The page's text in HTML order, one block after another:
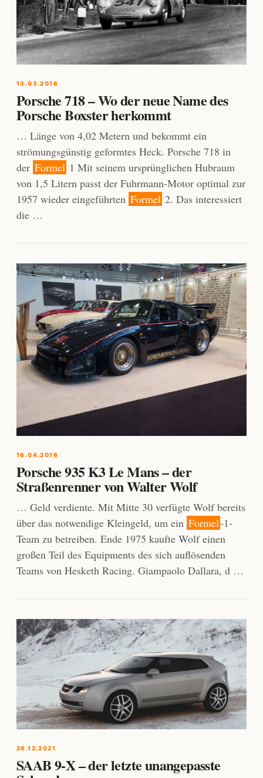
13.03.2016
Porsche 718 – Wo der neue Name des
Porsche Boxster herkommt
… Länge von 4,02 Metern und bekommt ein
strömungsgünstig geformtes Heck. Porsche 718 in
der Formel 1 Mit seinem ursprünglichen Hubraum
von 1,5 Litern passt der Fuhrmann-Motor optimal zur
1957 wieder eingeführten Formel 2. Das interessiert
die …
16.04.2016
Porsche 935 K3 Le Mans – der
Straßenrenner von Walter Wolf
… Geld verdiente. Mit Mitte 30 verfügte Wolf bereits
über das notwendige Kleingeld, um ein Formel-1-
Team zu betreiben. Ende 1975 kaufte Wolf einen
großen Teil des Equipments des sich auflösenden
Teams von Hesketh Racing. Giampaolo Dallara, d …
26.12.2021
SAAB 9-X – der letzte unangepasste